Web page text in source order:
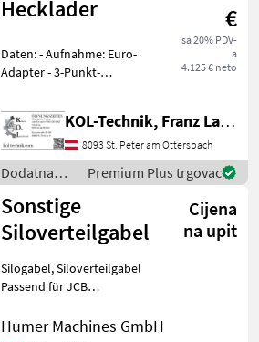
Sonstige
Hecklader
€
sa 20% PDV-
a
4.125 € neto
Daten: - Aufnahme: Euro-
Adapter - 3-Punkt-
Schaufel: im Lieferumfang
enthalten - Schaufelmaße:
120 x 75 x 61 cm -
Schaufelvolumen: 500 Lite
KOL-Technik, Franz Lampl-Küssner
8093 St. Peter am Ottersbach
Dodatna
oprema za
traktore /
Sonstige
Premium Plus trgovac
Sonstige
Siloverteilgabel
Cijena
na upit
Silogabel, Siloverteilgabel
Passend für JCB
Schnellwechsler Gebraucht
Humer Machines GmbH